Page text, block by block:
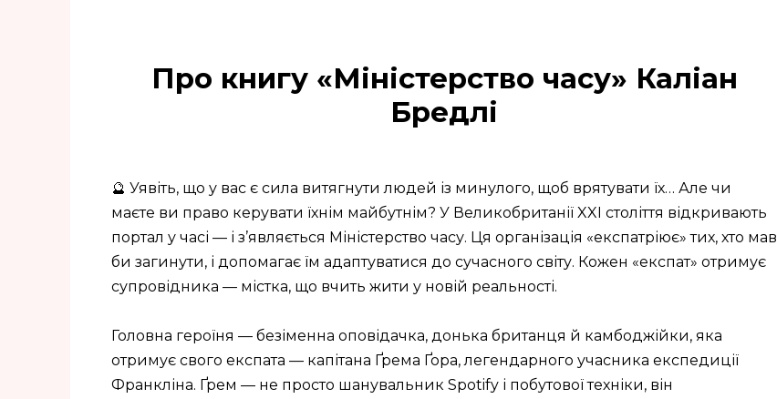
Про книгу «Міністерство часу» Каліан
Бредлі
🔮 Уявіть, що у вас є сила витягнути людей із минулого, щоб врятувати їх… Але чи
маєте ви право керувати їхнім майбутнім? У Великобританії XXI століття відкривають
портал у часі — і з’являється Міністерство часу. Ця організація «експатріює» тих, хто мав
би загинути, і допомагає їм адаптуватися до сучасного світу. Кожен «експат» отримує
супровідника — містка, що вчить жити у новій реальності.
Головна героїня — безіменна оповідачка, донька британця й камбоджійки, яка
отримує свого експата — капітана Ґрема Ґора, легендарного учасника експедиції
Франкліна. Ґрем — не просто шанувальник Spotify і побутової техніки, він